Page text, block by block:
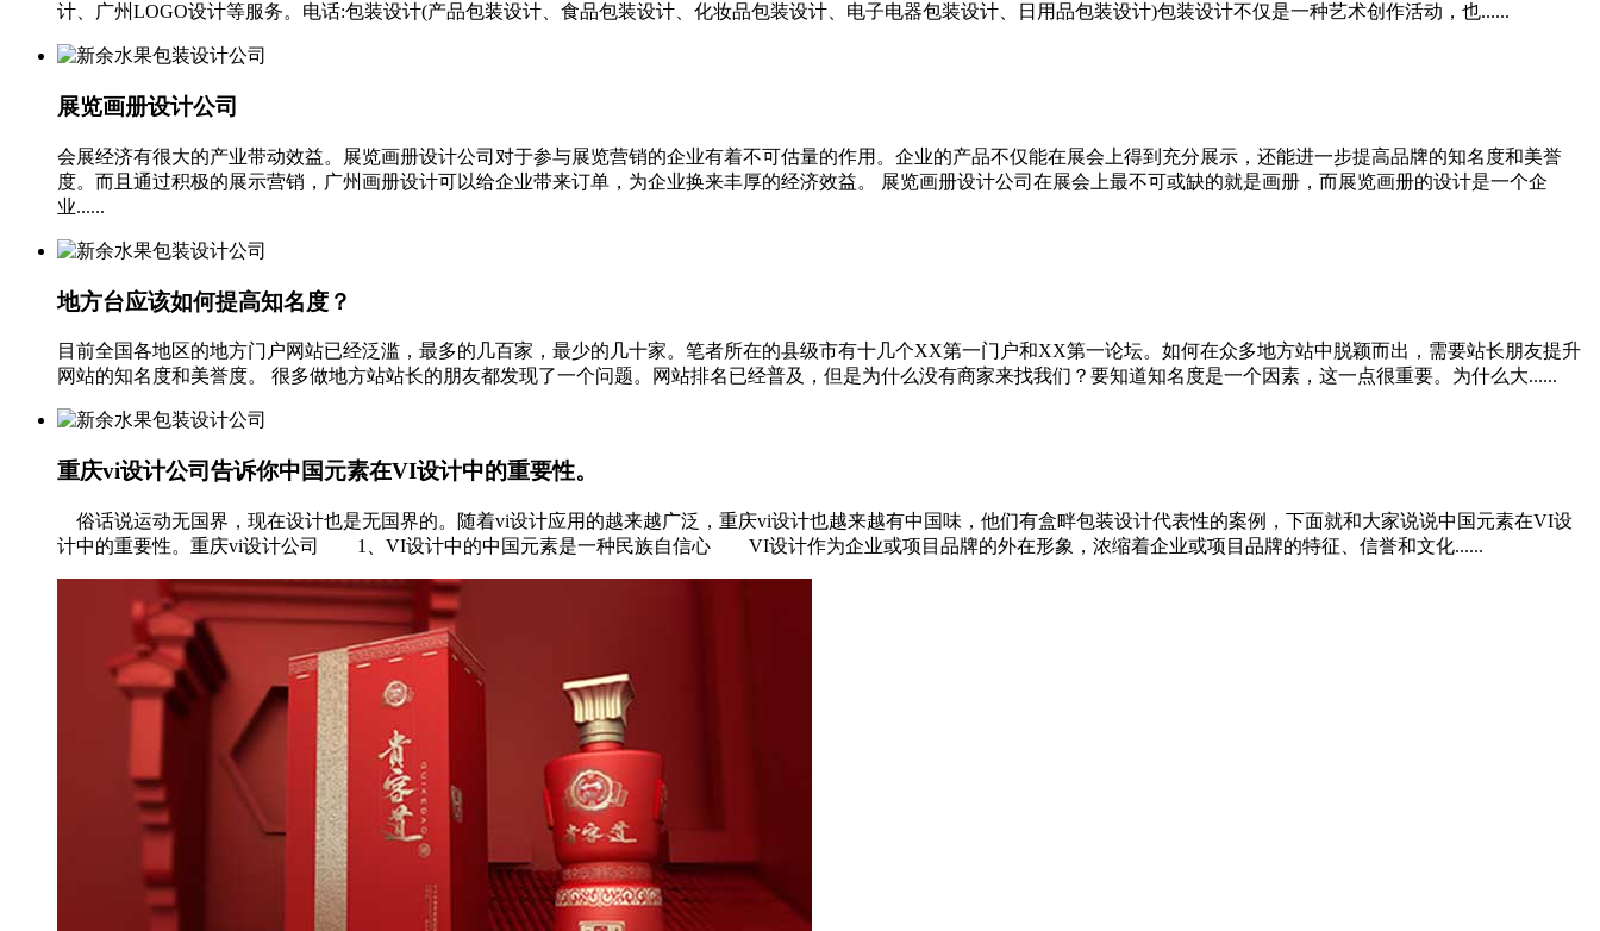
计、广州LOGO设计等服务。电话:包装设计(产品包装设计、食品包装设计、化妆品包装设计、电子电器包装设计、日用品包装设计)包装设计不仅是一种艺术创作活动，也......
展览画册设计公司
会展经济有很大的产业带动效益。展览画册设计公司对于参与展览营销的企业有着不可估量的作用。企业的产品不仅能在展会上得到充分展示，还能进一步提高品牌的知名度和美誉
度。而且通过积极的展示营销，广州画册设计可以给企业带来订单，为企业换来丰厚的经济效益。 展览画册设计公司在展会上最不可或缺的就是画册，而展览画册的设计是一个企
业......
地方台应该如何提高知名度？
目前全国各地区的地方门户网站已经泛滥，最多的几百家，最少的几十家。笔者所在的县级市有十几个XX第一门户和XX第一论坛。如何在众多地方站中脱颖而出，需要站长朋友提升
网站的知名度和美誉度。 很多做地方站站长的朋友都发现了一个问题。网站排名已经普及，但是为什么没有商家来找我们？要知道知名度是一个因素，这一点很重要。为什么大......
重庆vi设计公司告诉你中国元素在VI设计中的重要性。
俗话说运动无国界，现在设计也是无国界的。随着vi设计应用的越来越广泛，重庆vi设计也越来越有中国味，他们有盒畔包装设计代表性的案例，下面就和大家说说中国元素在VI设
计中的重要性。重庆vi设计公司 1、VI设计中的中国元素是一种民族自信心 VI设计作为企业或项目品牌的外在形象，浓缩着企业或项目品牌的特征、信誉和文化......